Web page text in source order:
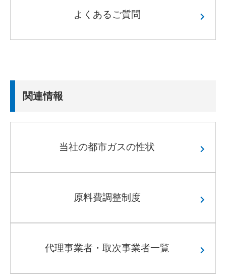
よくあるご質問
関連情報
当社の都市ガスの性状
原料費調整制度
代理事業者・取次事業者一覧